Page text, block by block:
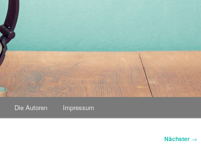
Die Autoren Impressum
Nächster →